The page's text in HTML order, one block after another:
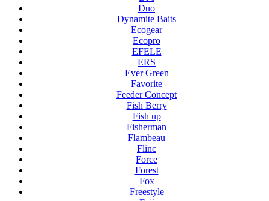
Duo
Dynamite Baits
Ecogear
Ecopro
EFELE
ERS
Ever Green
Favorite
Feeder Concept
Fish Berry
Fish up
Fisherman
Flambeau
Flinc
Force
Forest
Fox
Freestyle